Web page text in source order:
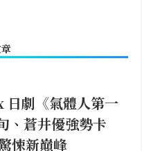
劇《氣體人第一
、蒼井優強勢卡
悚新巔峰